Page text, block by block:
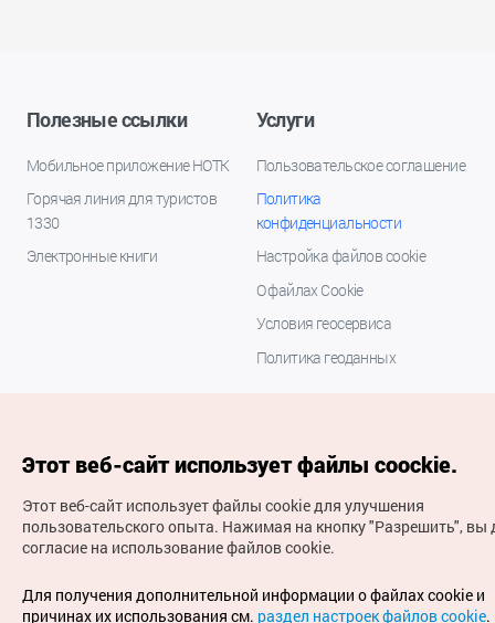
Полезные ссылки
Мобильное приложение НОТК
Горячая линия для туристов
1330
Электронные книги
Услуги
Пользовательское соглашение
Политика
конфиденциальности
Настройка файлов cookie
О файлах Cookie
Условия геосервиса
Политика геоданных
(с) Национальная организация туризма Кореи Все
права защищены
Для извещения об ошибках и проблемах, связанных с
Этот веб-сайт использует файлы coockie.
Этот веб-сайт использует файлы cookie для улучшения
пользовательского опыта. Нажимая на кнопку "Разрешить", вы
согласие на использование файлов cookie.
Для получения дополнительной информации о файлах cookie и
причинах их использования см. раздел настроек файлов cookie.